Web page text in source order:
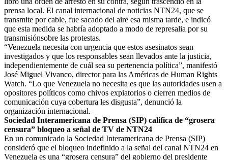
prensa local. El canal internacional de noticias NTN24, que se
transmite por cable, fue sacado del aire esa misma tarde, e indicó
que esta medida se habría adoptado a modo de represalia por su
transmisiónsobre las protestas.
“Venezuela necesita con urgencia que estos asesinatos sean
investigados y que los responsables sean llevados ante la justicia,
independientemente de cuál sea su pertenencia política”, manifestó
José Miguel Vivanco, director para las Américas de Human Rights
Watch. “Lo que Venezuela no necesita es que las autoridades usen a
opositores políticos como chivos expiatorios o cierren medios de
comunicación cuya cobertura les disgusta”, denunció la
organización internacional.
Sociedad Interamericana de Prensa (SIP) califica de “grosera
censura” bloqueo a señal de TV de NTN24
En un comunicado la Sociedad Interamericana de Prensa (SIP)
consideró que el bloqueo indefinido a la señal del canal NTN24 en
Venezuela es una “grosera censura” del gobierno del presidente